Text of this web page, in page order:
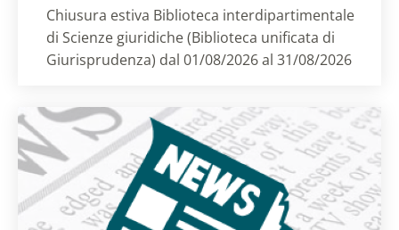
Titolo card:
Chiusura estiva Biblioteca interdipartimentale
di Scienze giuridiche (Biblioteca unificata di
Giurisprudenza) dal 01/08/2026 al 31/08/2026